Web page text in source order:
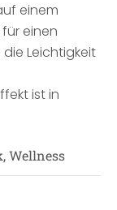
einem
einen
Leichtigkeit
ist in
Wellness